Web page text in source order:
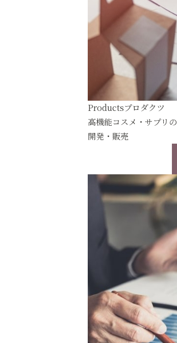
Productsプロダクツ
高機能コスメ・サプリの
開発・販売